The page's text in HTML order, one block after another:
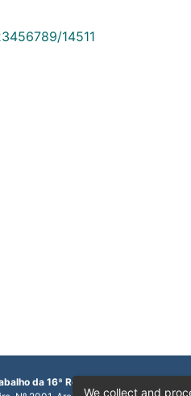
14511
da 16ª Região
We collect and